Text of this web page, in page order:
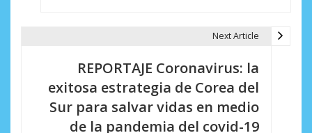
Next Article
REPORTAJE Coronavirus: la
exitosa estrategia de Corea del
Sur para salvar vidas en medio
de la pandemia del covid-19